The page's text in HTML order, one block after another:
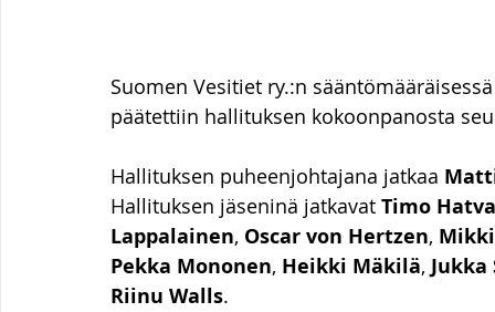
Suomen Vesitiet ry.:n
päätettiin hallituksen kokoonpanosta
Hallituksen puheenjohtajana jatkaa
Hallituksen jäseninä jatkavat Timo Hatva
Lappalainen, Oscar von Hertzen,
Pekka Mononen, Heikki Mäkilä, Jukka
Riinu Walls.